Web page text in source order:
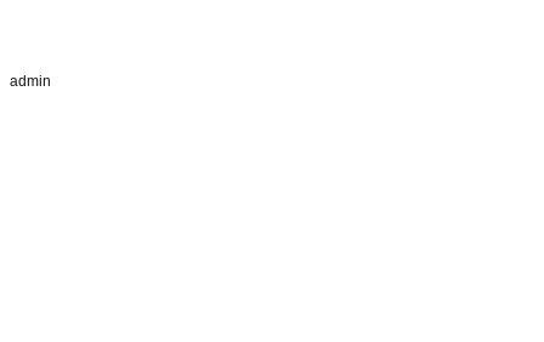
admin